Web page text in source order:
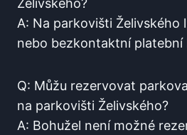
Želivského?
A: Na parkovišti Želivského
nebo bezkontaktní platební
Q: Můžu rezervovat
na ⁣parkovišti Želivského?
A: Bohužel není možné